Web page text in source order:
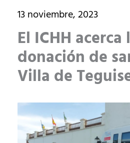
13 noviembre, 2023
El ICHH acerca
donación de
Villa de